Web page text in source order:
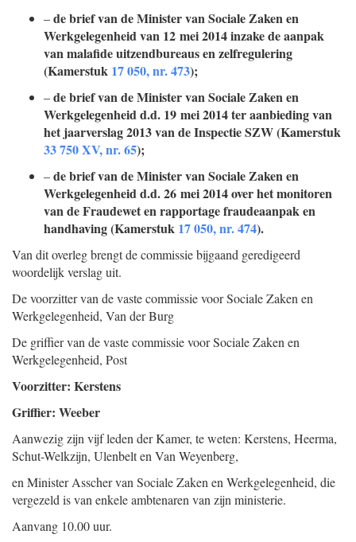
–de brief van de Minister van Sociale Zaken en
Werkgelegenheid van 12 mei 2014 inzake de aanpak
van malafide uitzendbureaus en zelfregulering
(Kamerstuk 17 050, nr. 473);
–de brief van de Minister van Sociale Zaken en
Werkgelegenheid d.d. 19 mei 2014 ter aanbieding van
het jaarverslag 2013 van de Inspectie SZW (Kamerstuk
33 750 XV, nr. 65);
–de brief van de Minister van Sociale Zaken en
Werkgelegenheid d.d. 26 mei 2014 over het monitoren
van de Fraudewet en rapportage fraudeaanpak en
handhaving (Kamerstuk 17 050, nr. 474).
Van dit overleg brengt de commissie bijgaand geredigeerd
woordelijk verslag uit.
De voorzitter van de vaste commissie voor Sociale Zaken en
Werkgelegenheid, Van der Burg
De griffier van de vaste commissie voor Sociale Zaken en
Werkgelegenheid, Post
Voorzitter: Kerstens
Griffier: Weeber
Aanwezig zijn vijf leden der Kamer, te weten: Kerstens, Heerma,
Schut-Welkzijn, Ulenbelt en Van Weyenberg,
en Minister Asscher van Sociale Zaken en Werkgelegenheid, die
vergezeld is van enkele ambtenaren van zijn ministerie.
Aanvang 10.00 uur.